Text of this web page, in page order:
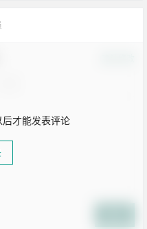
才能发表评论